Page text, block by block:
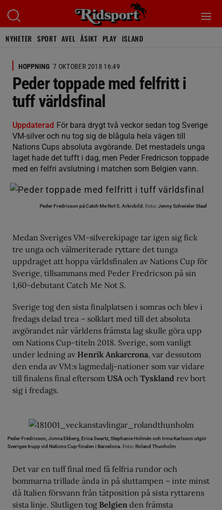
NYHETER SPORT AVEL ÅSIKT PLAY ISLAND
HOPPNING 7 OKTOBER 2018 16:49
Peder toppade med felfritt i
tuff världsfinal
Uppdaterad För bara drygt två veckor sedan tog Sverige
VM-silver och nu tog sig de blågula hela vägen till
Nations Cups absoluta avgörande. Det mestadels unga
laget hade det tufft i dag, men Peder Fredricson toppade
med en felfri avslutning i matchen som Belgien vann.
Peder Fredricson på Catch Me Not S. Arkivbild. Foto: Jenny Schwieler Staaf
Medan Sveriges VM-silverekipage tar igen sig fick
tre unga och välmeriterade ryttare det tunga
uppdraget att hoppa världsfinalen av Nations Cup för
Sverige, tillsammans med Peder Fredricson på sin
1,60-debutant Catch Me Not S.
Sverige tog den sista finalplatsen i somras och blev i
fredags delad trea – solklart med till det absoluta
avgörandet när världens främsta lag skulle göra upp
om Nations Cup-titeln 2018. Sverige, som vanligt
under ledning av Henrik Ankarcrona, var dessutom
den enda av VM:s lagmedalj-nationer som var vidare
till finalens final eftersom USA och Tyskland rev bort
sig i fredags.
Peder Fredricson, Jonna Ekberg, Erica Swartz, Stephanie Holmén och Irma Karlsson utgör
Sveriges trupp vid Nations Cup-finalen i Barcelona. Foto: Roland Thunholm
Det var en tuff final med få felfria rundor och
bommarna trillade ända in på sluttampen – inte minst
då Italien försvann från tätposition på sista ryttarens
sista linje. Slutligen tog Belgien den främsta